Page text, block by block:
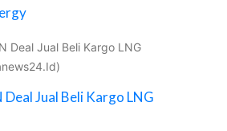
Deal Jual Beli Kargo LNG
Jual Beli Kargo LNG